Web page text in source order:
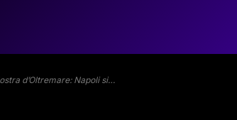
d’Oltremare: Napoli si…